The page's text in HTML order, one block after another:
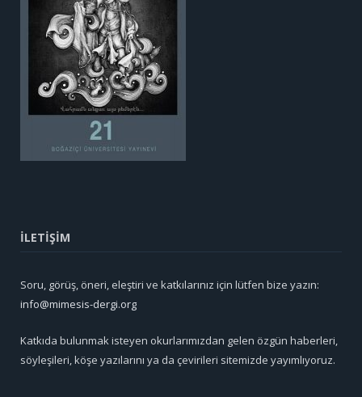
İLETİŞİM
Soru, görüş, öneri, eleştiri ve katkılarınız için lütfen bize yazın:
info@mimesis-dergi.org
Katkıda bulunmak isteyen okurlarımızdan gelen özgün haberleri,
söyleşileri, köşe yazılarını ya da çevirileri sitemizde yayımlıyoruz.